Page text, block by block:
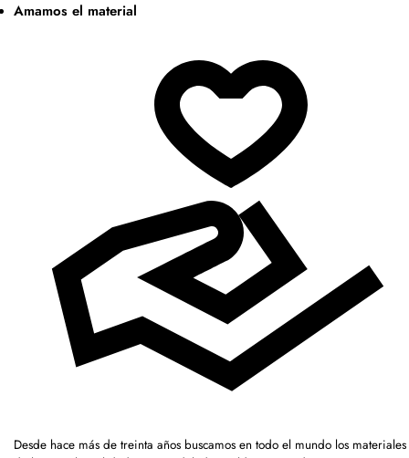
Amamos el material
Desde hace más de treinta años buscamos en todo el mundo los materiales